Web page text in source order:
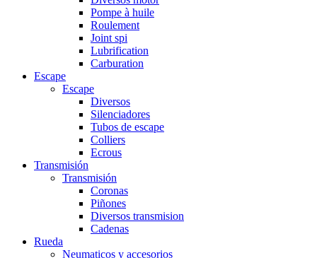
Pompe à huile
Roulement
Joint spi
Lubrification
Carburation
Escape
Escape
Diversos
Silenciadores
Tubos de escape
Colliers
Ecrous
Transmisión
Transmisión
Coronas
Piñones
Diversos transmision
Cadenas
Rueda
Neumaticos y accesorios